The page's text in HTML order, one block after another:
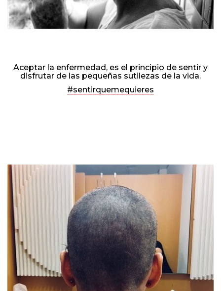
Aceptar la enfermedad, es el principio de sentir y
disfrutar de las pequeñas sutilezas de la vida.
#sentirquemequieres